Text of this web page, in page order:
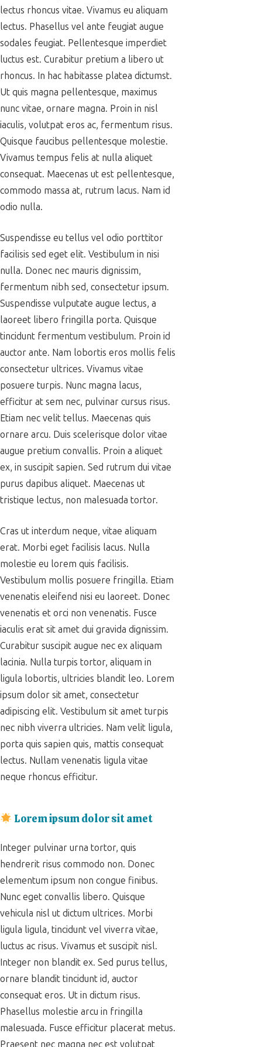
lectus rhoncus vitae. Vivamus eu aliquam
lectus. Phasellus vel ante feugiat augue
sodales feugiat. Pellentesque imperdiet
luctus est. Curabitur pretium a libero ut
rhoncus. In hac habitasse platea dictumst.
Ut quis magna pellentesque, maximus
nunc vitae, ornare magna. Proin in nisl
iaculis, volutpat eros ac, fermentum risus.
Quisque faucibus pellentesque molestie.
Vivamus tempus felis at nulla aliquet
consequat. Maecenas ut est pellentesque,
commodo massa at, rutrum lacus. Nam id
odio nulla.
Suspendisse eu tellus vel odio porttitor
facilisis sed eget elit. Vestibulum in nisi
nulla. Donec nec mauris dignissim,
fermentum nibh sed, consectetur ipsum.
Suspendisse vulputate augue lectus, a
laoreet libero fringilla porta. Quisque
tincidunt fermentum vestibulum. Proin id
auctor ante. Nam lobortis eros mollis felis
consectetur ultrices. Vivamus vitae
posuere turpis. Nunc magna lacus,
efficitur at sem nec, pulvinar cursus risus.
Etiam nec velit tellus. Maecenas quis
ornare arcu. Duis scelerisque dolor vitae
augue pretium convallis. Proin a aliquet
ex, in suscipit sapien. Sed rutrum dui vitae
purus dapibus aliquet. Maecenas ut
tristique lectus, non malesuada tortor.
Cras ut interdum neque, vitae aliquam
erat. Morbi eget facilisis lacus. Nulla
molestie eu lorem quis facilisis.
Vestibulum mollis posuere fringilla. Etiam
venenatis eleifend nisi eu laoreet. Donec
venenatis et orci non venenatis. Fusce
iaculis erat sit amet dui gravida dignissim.
Curabitur suscipit augue nec ex aliquam
lacinia. Nulla turpis tortor, aliquam in
ligula lobortis, ultricies blandit leo. Lorem
ipsum dolor sit amet, consectetur
adipiscing elit. Vestibulum sit amet turpis
nec nibh viverra ultricies. Nam velit ligula,
porta quis sapien quis, mattis consequat
lectus. Nullam venenatis ligula vitae
neque rhoncus efficitur.
Lorem ipsum dolor sit amet
Integer pulvinar urna tortor, quis
hendrerit risus commodo non. Donec
elementum ipsum non congue finibus.
Nunc eget convallis libero. Quisque
vehicula nisl ut dictum ultrices. Morbi
ligula ligula, tincidunt vel viverra vitae,
luctus ac risus. Vivamus et suscipit nisl.
Integer non blandit ex. Sed purus tellus,
ornare blandit tincidunt id, auctor
consequat eros. Ut in dictum risus.
Phasellus molestie arcu in fringilla
malesuada. Fusce efficitur placerat metus.
Praesent nec magna nec est volutpat